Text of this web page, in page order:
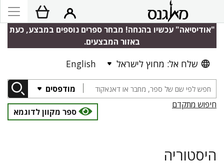
"אודיסיאה" עכשיו בהנחה! מבחר ספרים נוספים במבצע, כעת
באזור המבצעים.
שלח אל: מחוץ לישראל English
מודפסים
חיפוש מתקדם
ספר מקוון לדוגמא
היסטוריה